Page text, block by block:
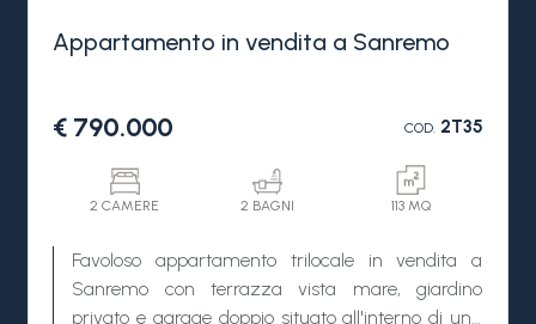
Appartamento in vendita a Sanremo
€ 790.000 COD. 2T35
2 CAMERE 2 BAGNI 113 MQ
Favoloso appartamento trilocale in vendita a
Sanremo con terrazza vista mare, giardino
privato e garage doppio situato all'interno di una